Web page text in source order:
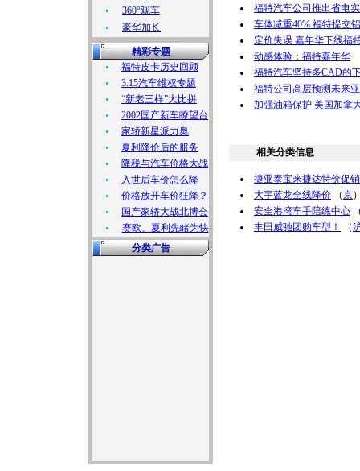
360°观车
豪华加长
精彩专题
福特皮卡历史回顾
3.15汽车维权专题
“新老三样”大比拼
2002国产新车瞭望台
家轿新星派力奥
夏利降价后的服务
降税与汽车价格大战
入世后车价怎么降
价格放开车价狂降？
国产家轿大战北博会
赛欧、夏利先睹为快
分类广告
福特汽车公司推出省电
车体减重40% 福特提交
定价失误 嘉年华下线福
动感体验：福特嘉年华
福特汽车坚持多CAD的
福特公司高层预测未来
加强油箱保护 美国加拿
相关分类信息
捷亚泰宝来捷达特价促销
大宇蓝龙全线降价 （京
安全港湾车手陪练中心
丰田威驰团购车型！
（